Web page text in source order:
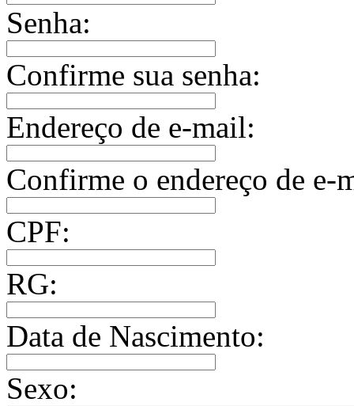
Senha:
Confirme sua senha:
Endereço de e-mail:
Confirme o endereço de e-
CPF:
RG:
Data de Nascimento:
Sexo: